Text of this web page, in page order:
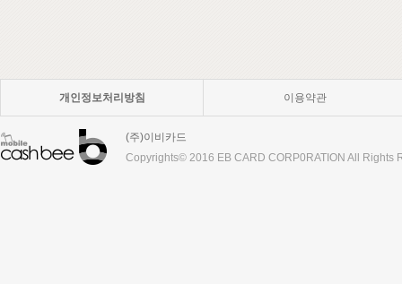
개인정보처리방침 이용약관
(주)이비카드
Copyrights© 2016 EB CARD CORP0RATION All Rights